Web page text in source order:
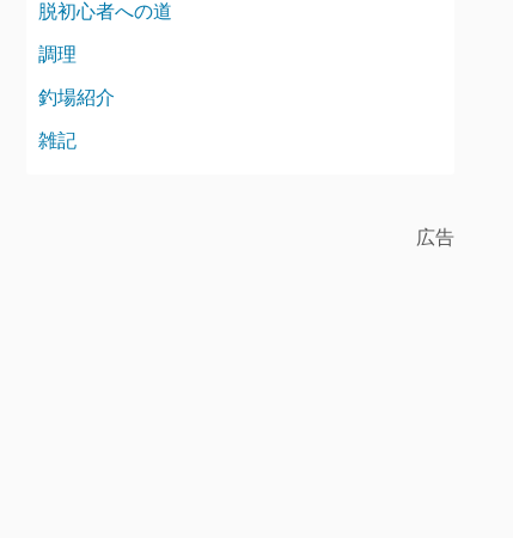
脱初心者への道
調理
釣場紹介
雑記
広告